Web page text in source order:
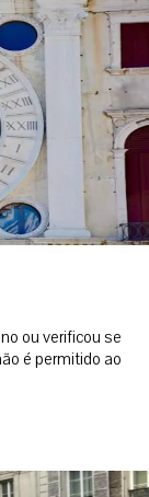
ou verificou se
é permitido ao